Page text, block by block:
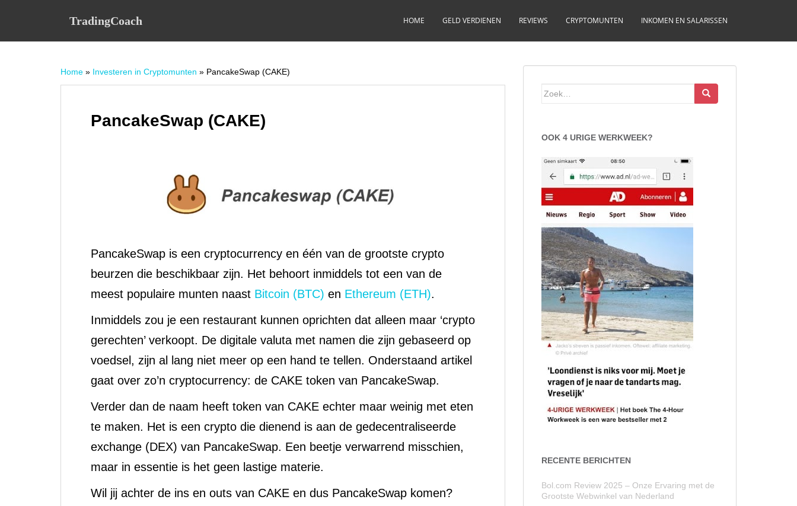
TradingCoach HOME GELD VERDIENEN REVIEWS CRYPTOMUNTEN INKOMEN EN SALARISSEN
Home » Investeren in Cryptomunten » PancakeSwap (CAKE)
PancakeSwap (CAKE)
PancakeSwap is een cryptocurrency en één van de grootste crypto
beurzen die beschikbaar zijn. Het behoort inmiddels tot een van de
meest populaire munten naast Bitcoin (BTC) en Ethereum (ETH).
Inmiddels zou je een restaurant kunnen oprichten dat alleen maar ‘crypto
gerechten’ verkoopt. De digitale valuta met namen die zijn gebaseerd op
voedsel, zijn al lang niet meer op een hand te tellen. Onderstaand artikel
gaat over zo’n cryptocurrency: de CAKE token van PancakeSwap.
Verder dan de naam heeft token van CAKE echter maar weinig met eten
te maken. Het is een crypto die dienend is aan de gedecentraliseerde
exchange (DEX) van PancakeSwap. Een beetje verwarrend misschien,
maar in essentie is het geen lastige materie.
Wil jij achter de ins en outs van CAKE en dus PancakeSwap komen?
Zoek
OOK 4 URIGE WERKWEEK?
RECENTE BERICHTEN
Bol.com Review 2025 – Onze Ervaring met de
Grootste Webwinkel van Nederland